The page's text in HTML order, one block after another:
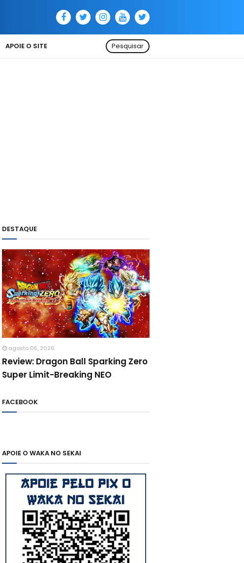
APOIE O SITE Pesquisar
DESTAQUE
agosto 05, 2026
Review: Dragon Ball Sparking Zero
Super Limit-Breaking NEO
FACEBOOK
APOIE O WAKA NO SEKAI